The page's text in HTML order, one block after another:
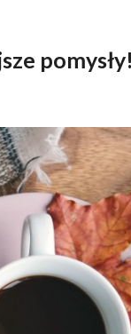
pomysły!